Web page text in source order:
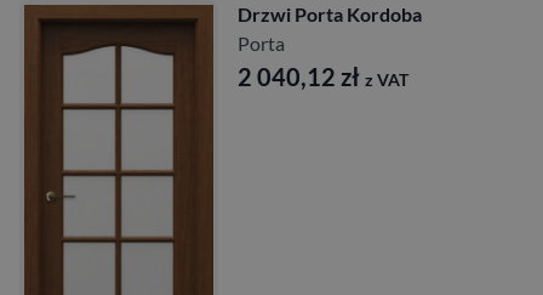
Drzwi Porta Kordoba
Porta
2 040,12 zł z VAT